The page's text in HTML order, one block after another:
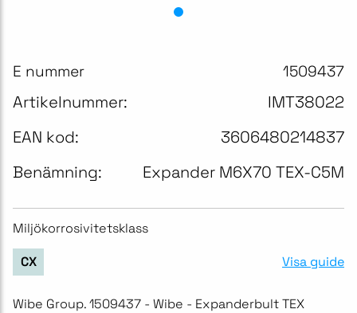
E nummer 1509437
Artikelnummer:
IMT38022
EAN kod:
3606480214837
Benämning:
Expander M6X70 TEX-C5M
Miljökorrosivitetsklass
CX Visa guide
Wibe Group. 1509437 - Wibe - Expanderbult TEX